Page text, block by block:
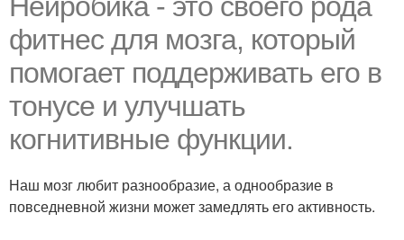
фитнес для мозга, который
помогает поддерживать его в
тонусе и улучшать
когнитивные функции.
Наш мозг любит разнообразие, а однообразие в
повседневной жизни может замедлять его активность.